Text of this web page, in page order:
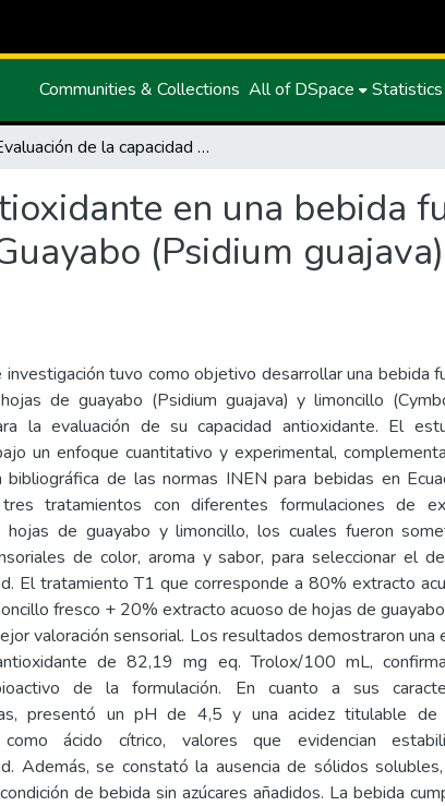
Communities & Collections All of DSpace Statistics
Evaluación de la capacidad antioxidante en una bebida funcional elaborada a base de hojas de Guayabo (Psidium guajava) y Limoncillo ( Cymbopogon citratus)
en una bebida
(Psidium
investigación tuvo como objetivo desarrollar una bebida
de guayabo (Psidium guajava) y limoncillo
la evaluación de su capacidad antioxidante. El
un enfoque cuantitativo y experimental,
bibliográfica de las normas INEN para bebidas en
tratamientos con diferentes formulaciones de
hojas de guayabo y limoncillo, los cuales fueron
de color, aroma y sabor, para seleccionar el
El tratamiento T1 que corresponde a 80% extracto
fresco + 20% extracto acuoso de hojas de
valoración sensorial. Los resultados demostraron una
de 82,19 mg eq. Trolox/100 mL,
de la formulación. En cuanto a sus
presentó un pH de 4,5 y una acidez titulable de
como ácido cítrico, valores que evidencian
Además, se constató la ausencia de sólidos
de bebida sin azúcares añadidos. La bebida